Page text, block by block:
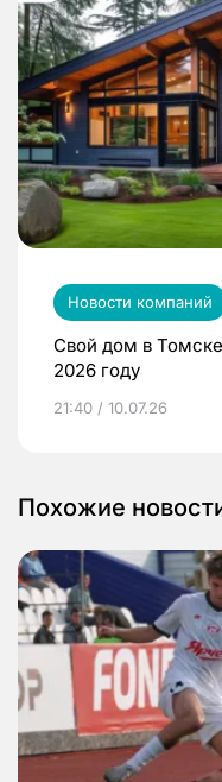
Новости компаний
Свой дом в
2026 году
21:40 / 10.07.26
Похожие